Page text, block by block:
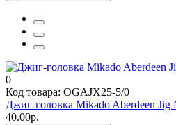
0
Код товара: OGAJX25-5/0
Джиг-головка Mikado Aberdeen Jig
40.00р.